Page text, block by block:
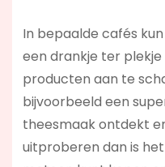
In bepaalde cafés
een drankje ter
producten aan te
bijvoorbeeld een
theesmaak ontdekt
uitproberen dan is